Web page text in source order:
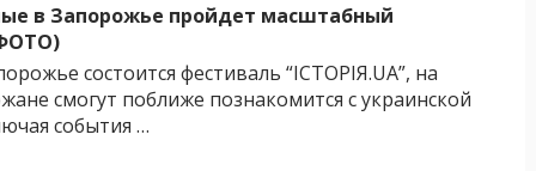
в Запорожье пройдет масштабный
состоится фестиваль “ІСТОРІЯ.UA”, на
смогут поближе познакомится с украинской
события …